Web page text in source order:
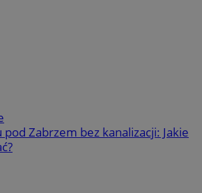
Zabrzem bez kanalizacji: Jakie